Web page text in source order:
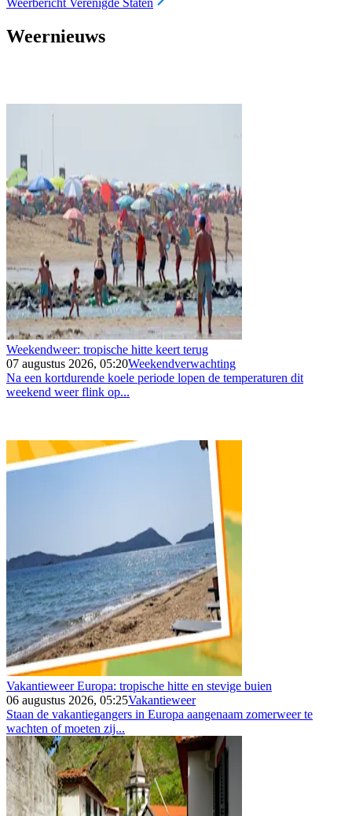
Weerbericht Verenigde Staten
Weernieuws
Weekendweer: tropische hitte keert terug
07 augustus 2026, 05:20Weekendverwachting
Na een kortdurende koele periode lopen de temperaturen dit
weekend weer flink op...
Vakantieweer Europa: tropische hitte en stevige buien
06 augustus 2026, 05:25Vakantieweer
Staan de vakantiegangers in Europa aangenaam zomerweer te
wachten of moeten zij...